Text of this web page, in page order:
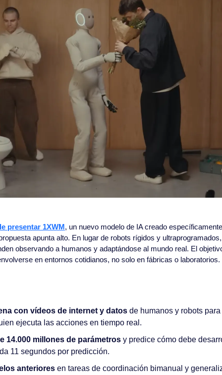
presentar 1XWM, un nuevo modelo de IA creado
apunta alto. En lugar de robots rígidos y
observando a humanos y adaptándose al mundo real. El
en entornos cotidianos, no solo en fábricas o laboratorios.
con vídeos de internet y datos de humanos y robots
ejecuta las acciones en tiempo real.
14.000 millones de parámetros y predice cómo debe
11 segundos por predicción.
anteriores en tareas de coordinación bimanual y